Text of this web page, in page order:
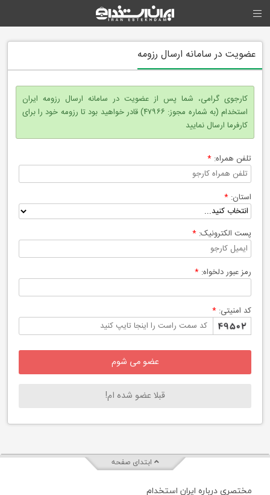
عضویت در سامانه ارسال رزومه
کارجوی گرامی، شما پس از عضویت در سامانه ارسال رزومه ایران
استخدام (به شماره مجوز: ۴۷۹۶۶) قادر خواهید بود تا رزومه خود را برای
کارفرما ارسال نمایید
تلفن همراه: *
استان: *
پست الکترونیک: *
رمز عبور دلخواه: *
کد امنیتی: *
قبلا عضو شده ام!
ابتدای صفحه
مختصری درباره ایران استخدام